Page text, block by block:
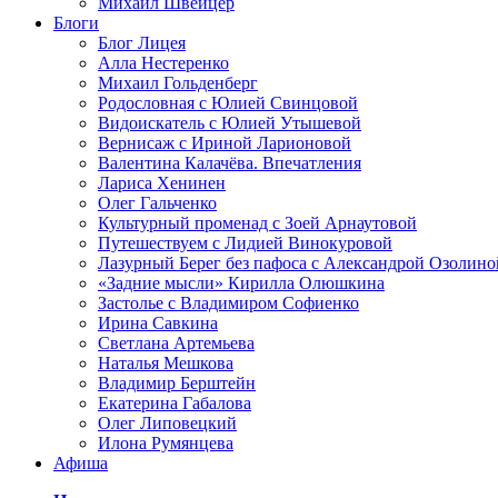
Блоги
Блог Лицея
Алла Нестеренко
Михаил Гольденберг
Родословная с Юлией Свинцовой
Видоискатель с Юлией Утышевой
Вернисаж с Ириной Ларионовой
Валентина Калачёва. Впечатления
Лариса Хенинен
Олег Гальченко
Культурный променад с Зоей Арнаутовой
Путешествуем с Лидией Винокуровой
Лазурный Берег без пафоса с Александрой
«Задние мысли» Кирилла Олюшкина
Застолье с Владимиром Софиенко
Ирина Савкина
Светлана Артемьева
Наталья Мешкова
Владимир Берштейн
Екатерина Габалова
Олег Липовецкий
Илона Румянцева
Афиша